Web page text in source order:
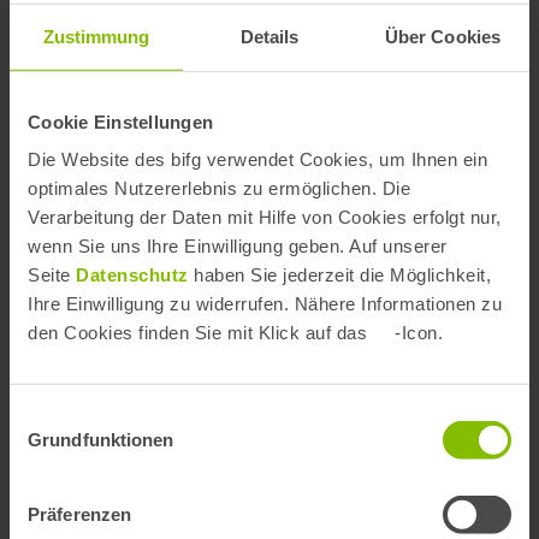
Zustimmung Details Über Cookies
Cookie Einstellungen
Die Website des bifg verwendet Cookies, um Ihnen ein
optimales Nutzererlebnis zu ermöglichen. Die
Verarbeitung der Daten mit Hilfe von Cookies erfolgt nur,
wenn Sie uns Ihre Einwilligung geben. Auf unserer
Seite Datenschutz haben Sie jederzeit die Möglichkeit,
Ihre Einwilligung zu widerrufen. Nähere Informationen zu
den Cookies finden Sie mit Klick auf das
-Icon.
Grundfunktionen
Präferenzen
Archiv
Zahnmedizin
Anzahl der Zahnärzte in
Deutschland (ab 1993)
BEMA-Teile 1 bis 5
nach Alter, Bundesland und